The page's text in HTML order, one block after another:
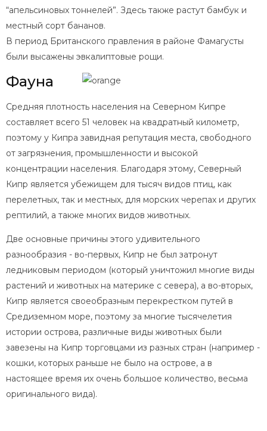
“апельсиновых тоннелей”. Здесь также растут бамбук и
местный сорт бананов.
В период Британского правления в районе Фамагусты
были высажены эвкалиптовые рощи.
Фауна
Средняя плотность населения на Северном Кипре
составляет всего 51 человек на квадратный километр,
поэтому у Кипра завидная репутация места, свободного
от загрязнения, промышленности и высокой
концентрации населения. Благодаря этому, Северный
Кипр является убежищем для тысяч видов птиц, как
перелетных, так и местных, для морских черепах и других
рептилий, а также многих видов животных.
Две основные причины этого удивительного
разнообразия - во-первых, Кипр не был затронут
ледниковым периодом (который уничтожил многие виды
растений и животных на материке с севера), а во-вторых,
Кипр является своеобразным перекрестком путей в
Средиземном море, поэтому за многие тысячелетия
истории острова, различные виды животных были
завезены на Кипр торговцами из разных стран (например -
кошки, которых раньше не было на острове, а в
настоящее время их очень большое количество, весьма
оригинального вида).